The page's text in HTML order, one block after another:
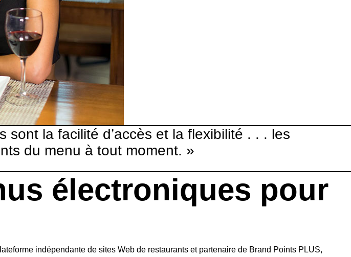
la facilité d’accès et la flexibilité . . . les
du menu à tout moment. »
électroniques pour
indépendante de sites Web de restaurants et partenaire de Brand Points PLUS,